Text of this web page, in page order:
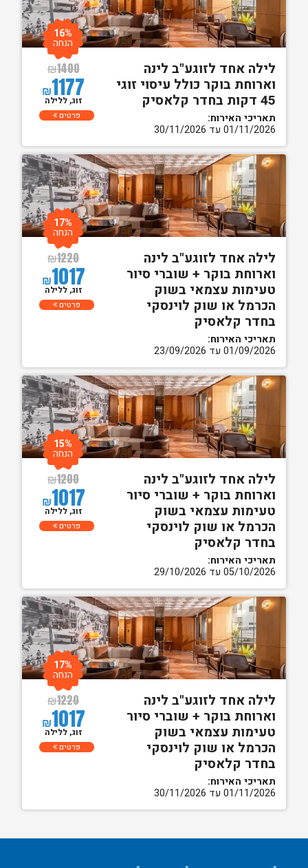
לילה אחד לזוגע"ב לינה
וארוחת בוקר כולל עיסוי זוגי
45 דקות בחדר קלאסיק
תאריכי האירוח:
01/11/2026 עד 30/11/2026
₪1400
₪1177
16%
הנחה
זוג, ללילה
פרטים
לילה אחד לזוגע"ב לינה
וארוחת בוקר + שוברי סיור
טעימות עצמאי בשוק
הכרמל או שוק לוינסקי
בחדר קלאסיק
תאריכי האירוח:
01/09/2026 עד 23/09/2026
₪1220
₪1017
17%
הנחה
זוג, ללילה
פרטים
לילה אחד לזוגע"ב לינה
וארוחת בוקר + שוברי סיור
טעימות עצמאי בשוק
הכרמל או שוק לוינסקי
בחדר קלאסיק
תאריכי האירוח:
05/10/2026 עד 29/10/2026
₪1200
₪1017
15%
הנחה
זוג, ללילה
פרטים
לילה אחד לזוגע"ב לינה
וארוחת בוקר + שוברי סיור
טעימות עצמאי בשוק
הכרמל או שוק לוינסקי
בחדר קלאסיק
תאריכי האירוח:
01/11/2026 עד 30/11/2026
₪1220
₪1017
17%
הנחה
זוג, ללילה
פרטים